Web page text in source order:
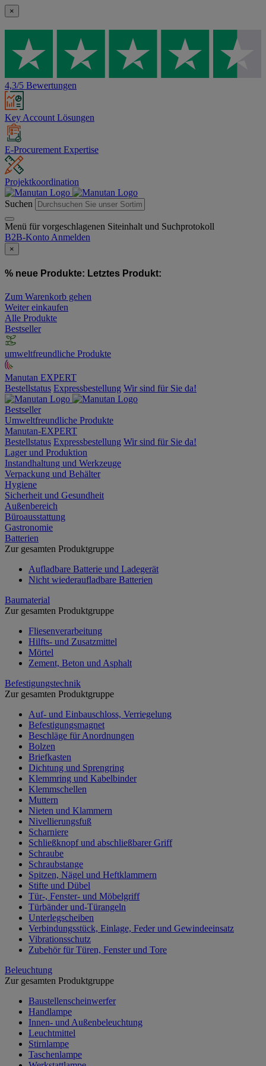
×
4,3/5 Bewertungen
Key Account Lösungen
E-Procurement Expertise
Projektkoordination
Suchen
Menü für vorgeschlagenen Siteinhalt und Suchprotokoll
B2B-Konto Anmelden
×
% neue Produkte: Letztes Produkt:
Zum Warenkorb gehen
Weiter einkaufen
Alle Produkte
Bestseller
umweltfreundliche Produkte
Manutan EXPERT
Bestellstatus Expressbestellung Wir sind für Sie da!
Bestseller
Umweltfreundliche Produkte
Manutan-EXPERT
Bestellstatus Expressbestellung Wir sind für Sie da!
Lager und Produktion
Instandhaltung und Werkzeuge
Verpackung und Behälter
Hygiene
Sicherheit und Gesundheit
Außenbereich
Büroausstattung
Gastronomie
Batterien
Zur gesamten Produktgruppe
Aufladbare Batterie und Ladegerät
Nicht wiederaufladbare Batterien
Baumaterial
Zur gesamten Produktgruppe
Fliesenverarbeitung
Hilfts- und Zusatzmittel
Mörtel
Zement, Beton und Asphalt
Befestigungstechnik
Zur gesamten Produktgruppe
Auf- und Einbauschloss, Verriegelung
Befestigungsmagnet
Beschläge für Anordnungen
Bolzen
Briefkasten
Dichtung und Sprengring
Klemmring und Kabelbinder
Klemmschellen
Muttern
Nieten und Klammern
Nivellierungsfuß
Scharniere
Schließknopf und abschließbarer Griff
Schraube
Schraubstange
Spitzen, Nägel und Heftklammern
Stifte und Dübel
Tür-, Fenster- und Möbelgriff
Türbänder und-Türangeln
Unterlegscheiben
Verbindungsstück, Einlage, Feder und Gewindeeinsatz
Vibrationsschutz
Zubehör für Türen, Fenster und Tore
Beleuchtung
Zur gesamten Produktgruppe
Baustellenscheinwerfer
Handlampe
Innen- und Außenbeleuchtung
Leuchtmittel
Stirnlampe
Taschenlampe